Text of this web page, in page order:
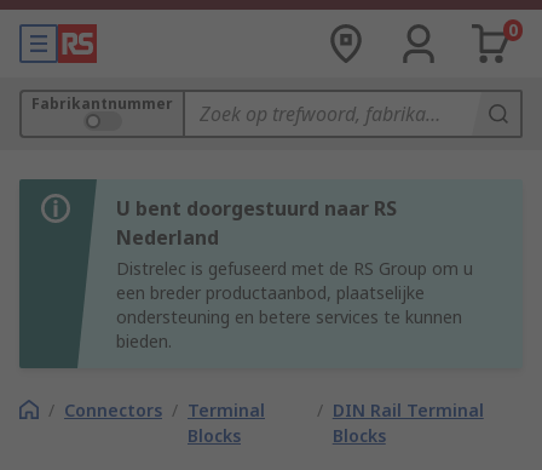
0
Fabrikantnummer
U bent doorgestuurd naar RS
Nederland
Distrelec is gefuseerd met de RS Group om u
een breder productaanbod, plaatselijke
ondersteuning en betere services te kunnen
bieden.
/ Connectors / Terminal
Blocks
/ DIN Rail Terminal
Blocks